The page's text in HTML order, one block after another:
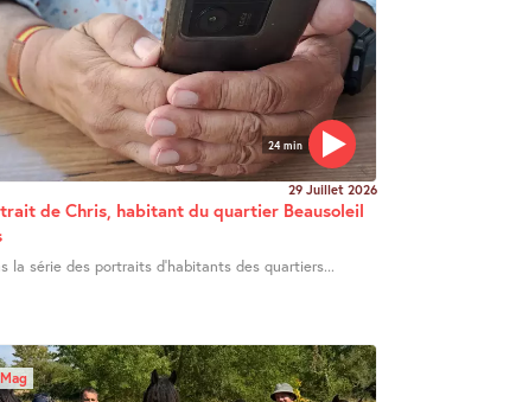
24 min
29 Juillet 2026
de Chris, habitant du quartier Beausoleil
la série des portraits d’habitants des quartiers...